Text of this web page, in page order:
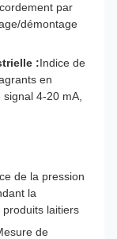
par
démontage
:Indice de
en
4-20 mA,
de la pression
la
laitiers
de